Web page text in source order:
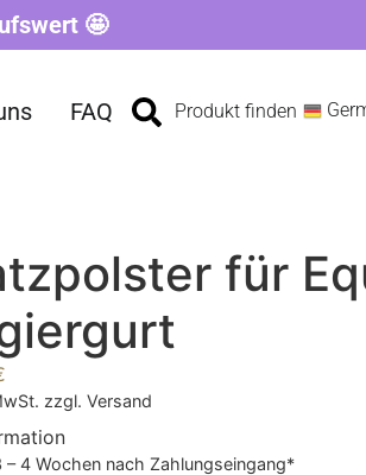
🤩
FAQ Produkt finden
für
zzgl. Versand
– 4 Wochen nach Zahlungseingang*